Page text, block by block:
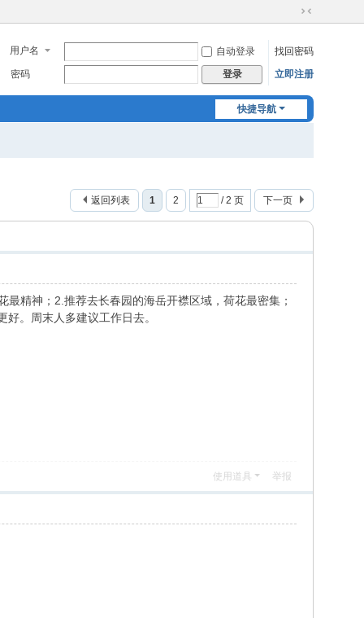
切
到
窄
用户名 自动登录
找回密码
密码
登录 立即注册
快捷导航
1 2 / 2 页 下一页
返回列表
精神；2.推荐去长春园的海岳开襟区域，荷花最密集；
。周末人多建议工作日去。
使用道具 举报